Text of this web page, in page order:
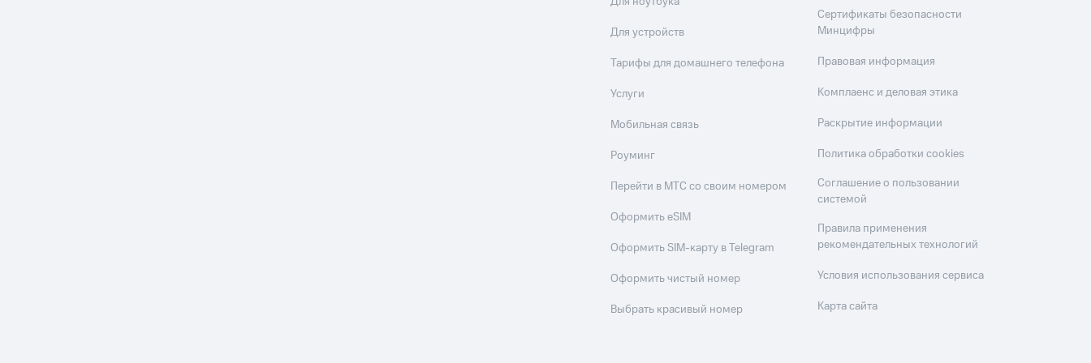
Для устройств
Тарифы для домашнего телефона
Услуги
Мобильная связь
Роуминг
Перейти в МТС со своим номером
Оформить eSIM
Оформить SIM-карту в Telegram
Оформить чистый номер
Выбрать красивый номер
Сертификаты безопасности
Минцифры
Правовая информация
Комплаенс и деловая этика
Раскрытие информации
Политика обработки cookies
Соглашение о пользовании
системой
Правила применения
рекомендательных технологий
Условия использования сервиса
Карта сайта